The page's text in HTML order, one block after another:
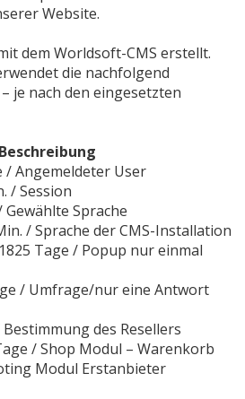
Website.
dem Worldsoft-CMS erstellt.
die nachfolgend
je nach den eingesetzten
/ Angemeldeter User
Min. / Session
Gewählte Sprache
/ Sprache der CMS-Installation
Tage / Popup nur einmal
/ Umfrage/nur eine Antwort
des Resellers
/ Shop Modul – Warenkorb
Modul Erstanbieter